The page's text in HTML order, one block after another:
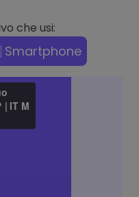
che usi:
Smartphone